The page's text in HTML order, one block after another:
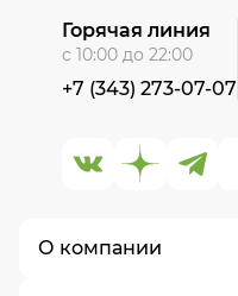
О компании
Горячая линия
с 10:00 до 22:00
+7 (343) 273-07-07